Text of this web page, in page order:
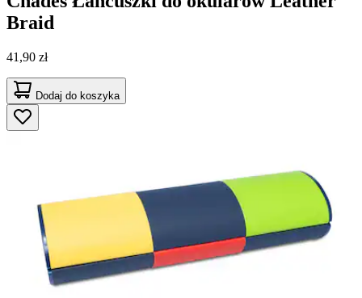
Braid
41,90 zł
Dodaj do koszyka